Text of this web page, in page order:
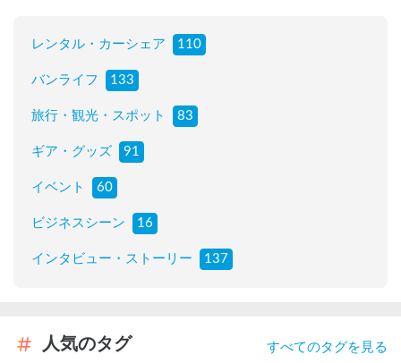
レンタル・カーシェア 110
バンライフ 133
旅行・観光・スポット 83
ギア・グッズ 91
イベント 60
ビジネスシーン 16
インタビュー・ストーリー 137
人気のタグ すべてのタグを見る